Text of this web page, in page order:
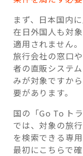
まず、日本国内
在日外国人も対
適用されません
旅行会社の窓口
者の直販システ
みが対象ですか
要があります。
国の「Go To ト
では、対象の旅
を検索できる専
最初にこちらで